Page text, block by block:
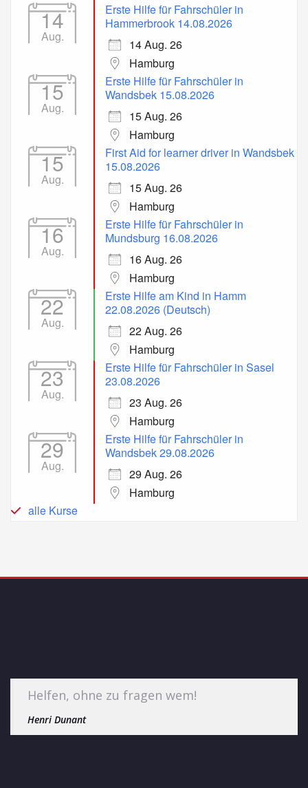
14
Aug.
Erste Hilfe für Fahrschüler in
Hammerbrook 14.08.2026
14 Aug. 26
Hamburg
15
Aug.
Erste Hilfe für Fahrschüler in
Wandsbek 15.08.2026
15 Aug. 26
Hamburg
15
Aug.
First Aid for learner driver in Wandsbek
15.08.2026
15 Aug. 26
Hamburg
16
Aug.
Erste Hilfe für Fahrschüler in
Mundsburg 16.08.2026
16 Aug. 26
Hamburg
22
Aug.
Erste Hilfe am Kind in Hamm
22.08.2026 (Deutsch)
22 Aug. 26
Hamburg
23
Aug.
Erste Hilfe für Fahrschüler in Sasel
23.08.2026
23 Aug. 26
Hamburg
29
Aug.
Erste Hilfe für Fahrschüler in
Wandsbek 29.08.2026
29 Aug. 26
Hamburg
alle Kurse
Helfen, ohne zu fragen wem!
Henri Dunant